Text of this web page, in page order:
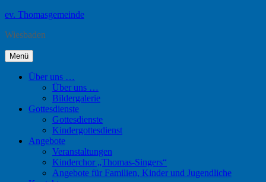
Zum
springen
ev. Thomasgemeinde
Wiesbaden
Menü
Über uns …
Über uns …
Bildergalerie
Gottesdienste
Gottesdienste
Kindergottesdienst
Angebote
Veranstaltungen
Kinderchor „Thomas-Singers“
Angebote für Familien, Kinder und Jugendliche